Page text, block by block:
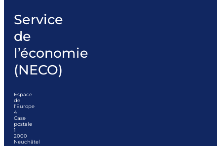
Service
de
l’économie
(NECO)
Espace
de
l’Europe
4
Case
postale
1
2000
Neuchâtel